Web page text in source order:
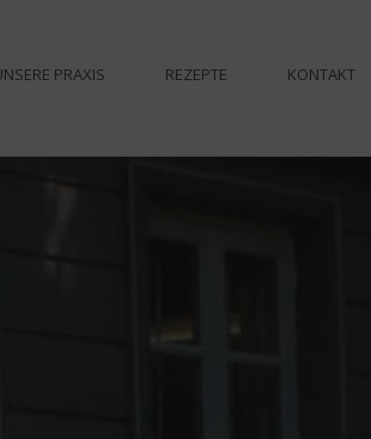
PRAXIS REZEPTE KONTAKT